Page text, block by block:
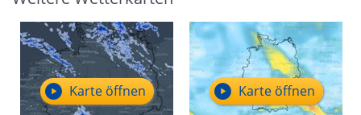
Karte öffnen Karte öffnen